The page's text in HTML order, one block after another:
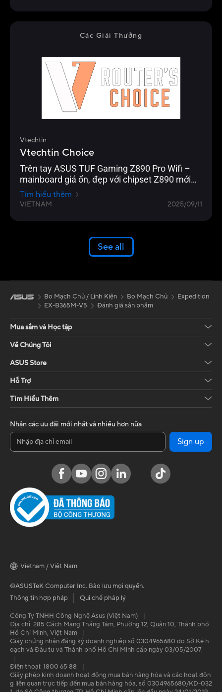
Các Giải Thưởng
Vtechtin
Vtechtin Choice
Trên tay ASUS TUF Gaming Z890 Pro Wifi –
mainboard giá ổn, đẹp với chipset Z890 mới
nhất
Tìm hiểu thêm
VIETNAM 2025/09/11
See all
Bo Mạch Chủ / Linh Kiện Bo Mạch Chủ
Expedition
EX-B365M-V5
Đánh giá sản phẩm
Mua sắm và Học tập
Về Chúng Tôi
ASUS Store
Hỗ Trợ
Tìm Hiểu Thêm
Nhận các ưu đãi mới nhất và nhiều hơn nữa
Sign up
Vietnam / Việt Nam
©ASUSTeK Computer Inc. Bảo lưu mọi quyền.
Thông tin hợp pháp
Qui chế pháp lý
Công Ty TNHH Công Nghệ Asus (Việt Nam)
|
Địa chỉ: 285 Cách Mạng Tháng Tám, Phường 12, Quận 10, Thành phố
Hồ Chí Minh, Việt Nam
|
Giấy chứng nhận đăng ký doanh nghiệp số 0304965680 do Sở Kế h
oạch và Đầu tư và Thành phố Hồ Chí Minh cấp ngày 03/05/2007.
|
Điện thoại: 1800 65 88
|
Giấy phép kinh doanh hoạt động mua bán hàng hóa và các hoạt độn
g liên quan trực tiếp đến mua bán hàng hóa, số 0304965680/KD-032